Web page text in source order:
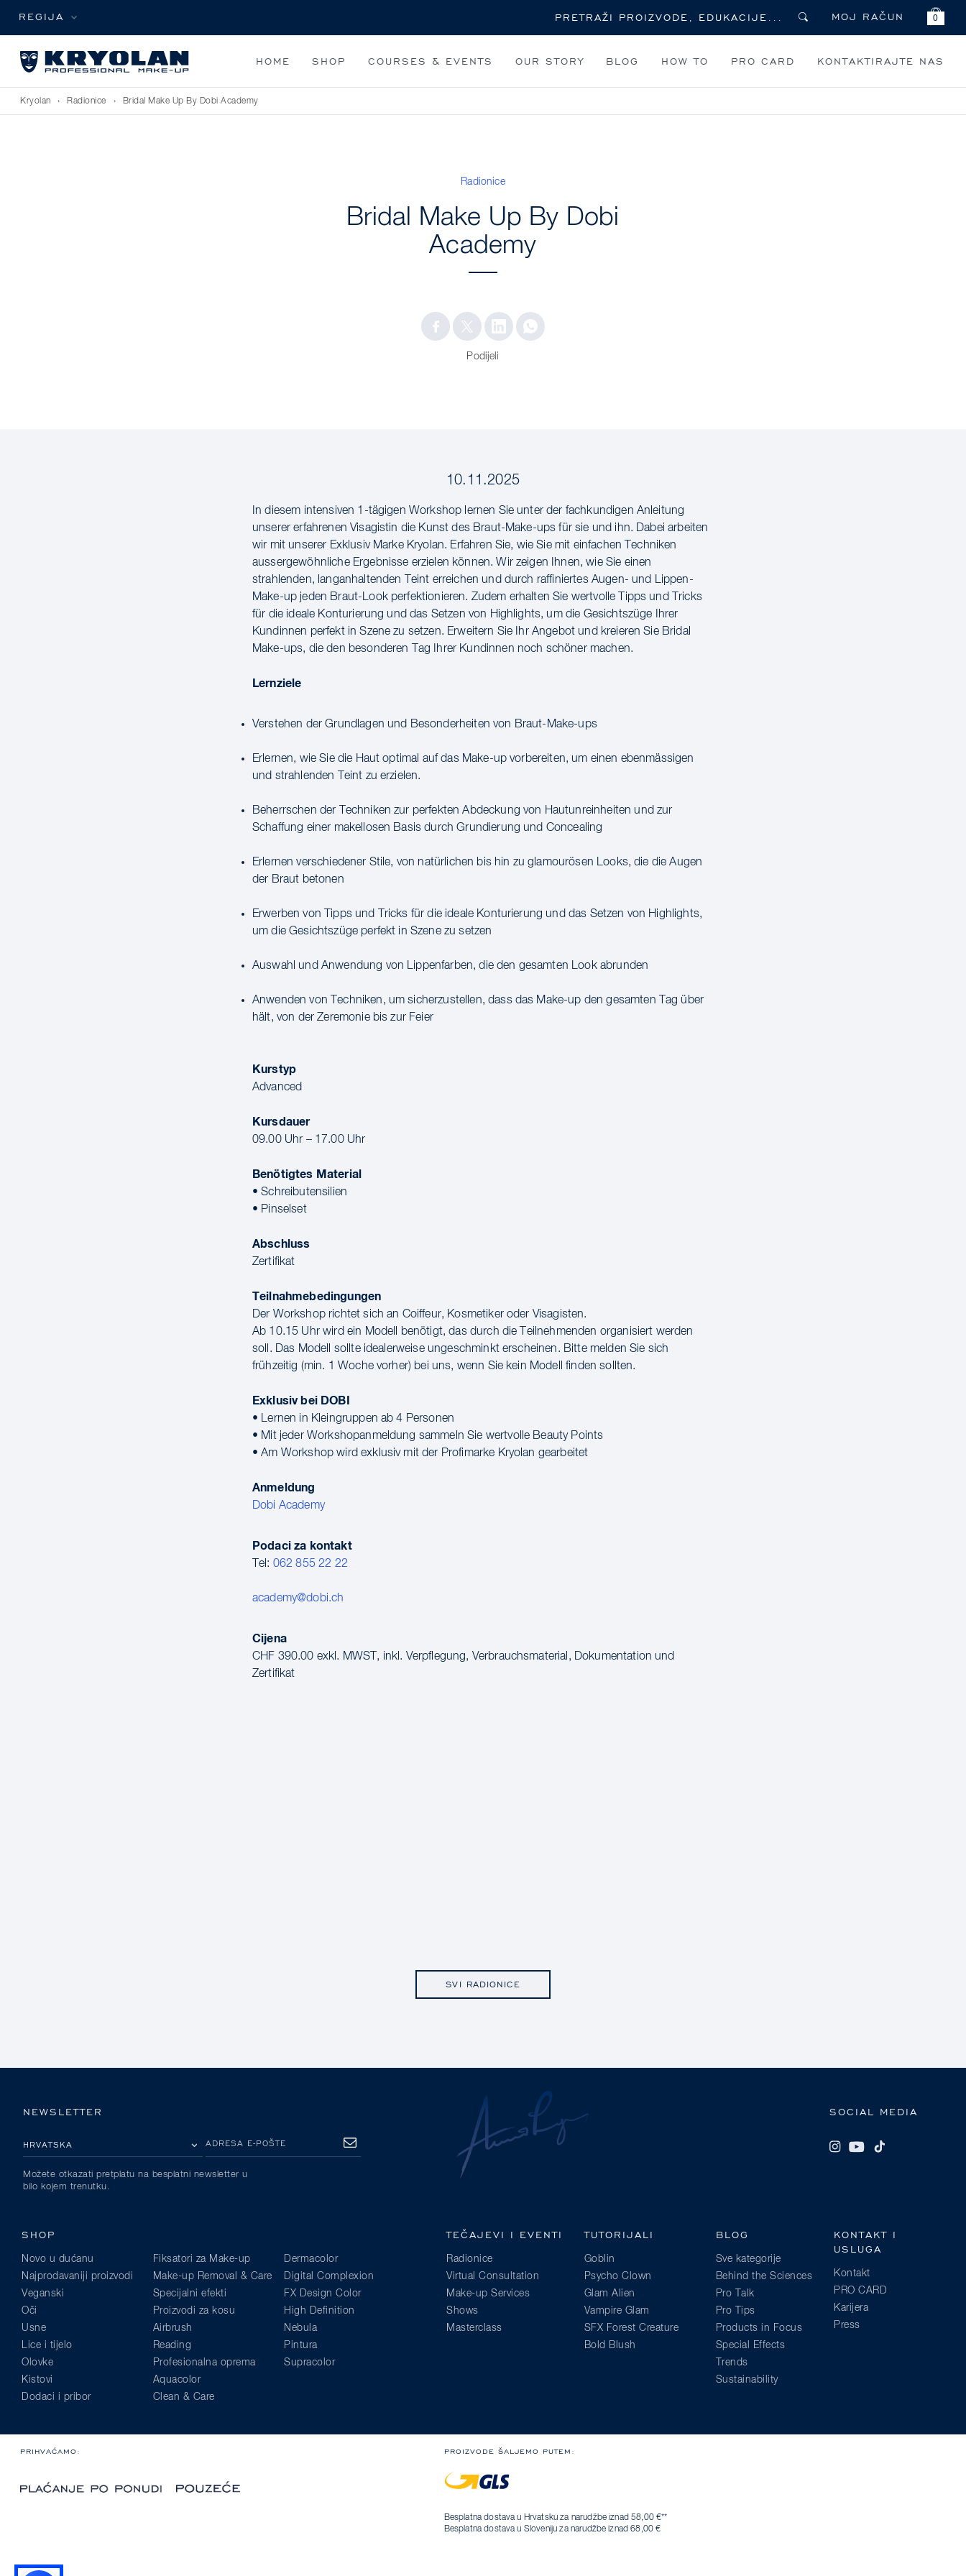
REGIJA MOJ RAČUN 0
HOME SHOP COURSES & EVENTS OUR STORY BLOG HOW TO PRO CARD KONTAKTIRAJTE NAS
Kryolan › Radionice › Bridal Make Up By Dobi Academy
Radionice
Bridal Make Up By Dobi
Academy
Podijeli
10.11.2025
In diesem intensiven 1-tägigen Workshop lernen Sie unter der fachkundigen Anleitung
unserer erfahrenen Visagistin die Kunst des Braut-Make-ups für sie und ihn. Dabei arbeiten
wir mit unserer Exklusiv Marke Kryolan. Erfahren Sie, wie Sie mit einfachen Techniken
aussergewöhnliche Ergebnisse erzielen können. Wir zeigen Ihnen, wie Sie einen
strahlenden, langanhaltenden Teint erreichen und durch raffiniertes Augen- und Lippen-
Make-up jeden Braut-Look perfektionieren. Zudem erhalten Sie wertvolle Tipps und Tricks
für die ideale Konturierung und das Setzen von Highlights, um die Gesichtszüge Ihrer
Kundinnen perfekt in Szene zu setzen. Erweitern Sie Ihr Angebot und kreieren Sie Bridal
Make-ups, die den besonderen Tag Ihrer Kundinnen noch schöner machen.
Lernziele
Verstehen der Grundlagen und Besonderheiten von Braut-Make-ups
Erlernen, wie Sie die Haut optimal auf das Make-up vorbereiten, um einen ebenmässigen
und strahlenden Teint zu erzielen.
Beherrschen der Techniken zur perfekten Abdeckung von Hautunreinheiten und zur
Schaffung einer makellosen Basis durch Grundierung und Concealing
Erlernen verschiedener Stile, von natürlichen bis hin zu glamourösen Looks, die die Augen
der Braut betonen
Erwerben von Tipps und Tricks für die ideale Konturierung und das Setzen von Highlights,
um die Gesichtszüge perfekt in Szene zu setzen
Auswahl und Anwendung von Lippenfarben, die den gesamten Look abrunden
Anwenden von Techniken, um sicherzustellen, dass das Make-up den gesamten Tag über
hält, von der Zeremonie bis zur Feier
Kurstyp
Advanced
Kursdauer
09.00 Uhr – 17.00 Uhr
Benötigtes Material
• Schreibutensilien
• Pinselset
Abschluss
Zertifikat
Teilnahmebedingungen
Der Workshop richtet sich an Coiffeur, Kosmetiker oder Visagisten.
Ab 10.15 Uhr wird ein Modell benötigt, das durch die Teilnehmenden organisiert werden
soll. Das Modell sollte idealerweise ungeschminkt erscheinen. Bitte melden Sie sich
frühzeitig (min. 1 Woche vorher) bei uns, wenn Sie kein Modell finden sollten.
Exklusiv bei DOBI
• Lernen in Kleingruppen ab 4 Personen
• Mit jeder Workshopanmeldung sammeln Sie wertvolle Beauty Points
• Am Workshop wird exklusiv mit der Profimarke Kryolan gearbeitet
Anmeldung
Dobi Academy
Podaci za kontakt
Tel: 062 855 22 22
academy@dobi.ch
Cijena
CHF 390.00 exkl. MWST, inkl. Verpflegung, Verbrauchsmaterial, Dokumentation und
Zertifikat
SVI RADIONICE
SOCIAL MEDIA
NEWSLETTER
ADRESA E-POŠTE
PRETPLATA
Možete otkazati pretplatu na besplatni newsletter u
bilo kojem trenutku.
SHOP
Novo u dućanu
Najprodavaniji proizvodi
Veganski
Oči
Usne
Lice i tijelo
Olovke
Kistovi
Dodaci i pribor
Fiksatori za Make-up
Make-up Removal & Care
Specijalni efekti
Proizvodi za kosu
Airbrush
Reading
Profesionalna oprema
Aquacolor
Clean & Care
Dermacolor
Digital Complexion
FX Design Color
High Definition
Nebula
Pintura
Supracolor
TEČAJEVI I EVENTI
Radionice
Virtual Consultation
Make-up Services
Shows
Masterclass
TUTORIJALI
Goblin
Psycho Clown
Glam Alien
Vampire Glam
SFX Forest Creature
Bold Blush
BLOG
Sve kategorije
Behind the Sciences
Pro Talk
Pro Tips
Products in Focus
Special Effects
Trends
Sustainability
KONTAKT I
USLUGA
Kontakt
PRO CARD
Karijera
Press
PRIHVAĆAMO: PROIZVODE ŠALJEMO PUTEM:
Besplatna dostava u Hrvatsku za narudžbe iznad 58,00 €**
Besplatna dostava u Sloveniju za narudžbe iznad 68,00 €